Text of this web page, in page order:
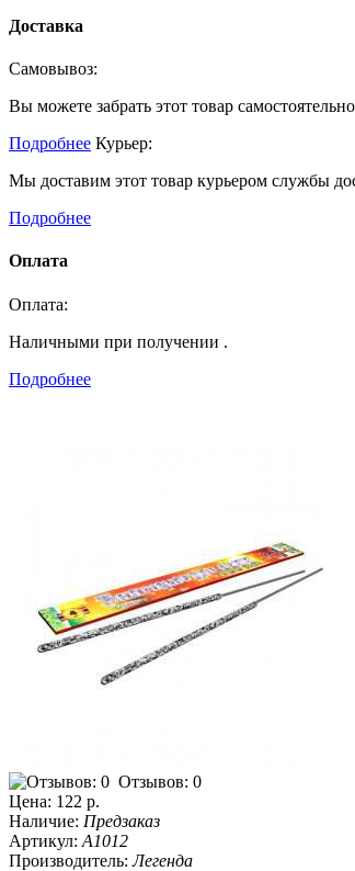
Доставка
Самовывоз:
Вы можете забрать этот товар
Подробнее Курьер:
Мы доставим этот товар курьером службы
Подробнее
Оплата
Оплата:
Наличными при получении .
Подробнее
Отзывов: 0
Цена: 122 р.
Наличие: Предзаказ
Артикул: А1012
Производитель: Легенда